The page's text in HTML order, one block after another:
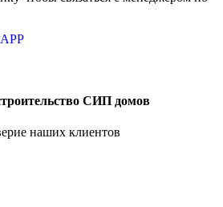
СИП домов
наших клиентов